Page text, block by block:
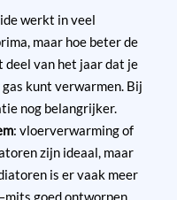
werkt in veel
maar hoe beter de
deel van het jaar dat je
kunt verwarmen. Bij
nog belangrijker.
: vloerverwarming of
zijn ideaal, maar
is er vaak meer
goed ontworpen.